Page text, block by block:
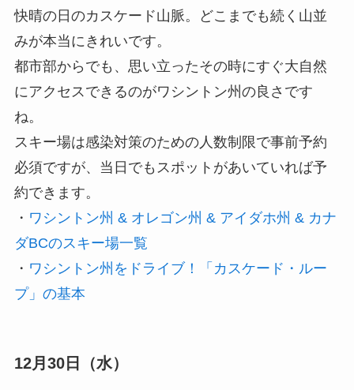
快晴の日のカスケード山脈。どこまでも続く山並
みが本当にきれいです。
都市部からでも、思い立ったその時にすぐ大自然
にアクセスできるのがワシントン州の良さです
ね。
スキー場は感染対策のための人数制限で事前予約
必須ですが、当日でもスポットがあいていれば予
約できます。
・ ワシントン州 & オレゴン州 & アイダホ州 & カナ
ダBCのスキー場一覧
・ ワシントン州をドライブ！「カスケード・ルー
プ」の基本
12月30日（水）